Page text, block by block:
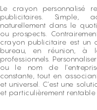
Le crayon personnalisé
publicitaires. Simple,
naturellement dans le
ou prospects.
crayon publicitaire est un
bureau, en réunion, à
professionnels.
ou le nom de
constante, tout en
et universel. C’est une
et particulièrement